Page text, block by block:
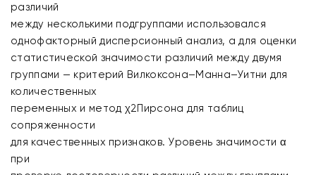
различий
между несколькими подгруппами использовался
однофакторный дисперсионный анализ, а для оценки
статистической значимости различий между двумя
группами — критерий Вилкоксона–Манна–Уитни для
количественных
переменных и метод χ2Пирсона для таблиц
сопряженности
для качественных признаков. Уровень значимости α
при